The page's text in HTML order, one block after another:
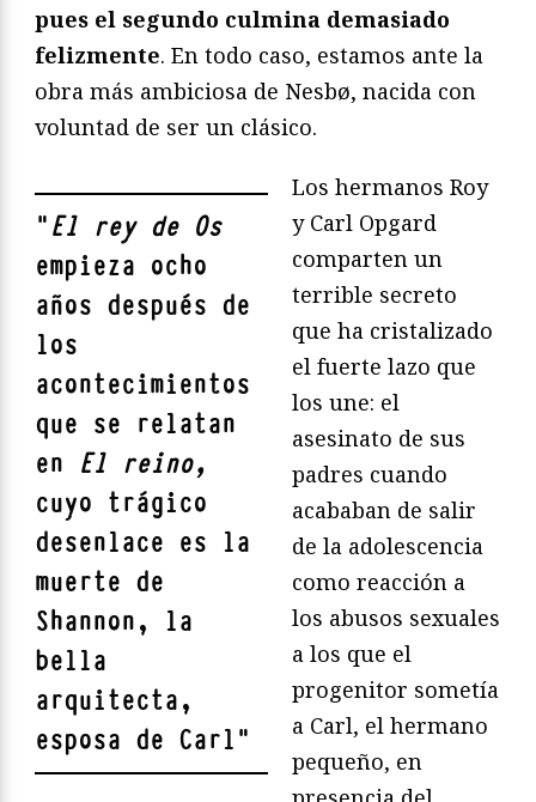
pues el segundo culmina demasiado
felizmente. En todo caso, estamos ante la
obra más ambiciosa de Nesbø, nacida con
voluntad de ser un clásico.
"El rey de Os
empieza ocho
años después de
los
acontecimientos
que se relatan
en El reino,
cuyo trágico
desenlace es la
muerte de
Shannon, la
bella
arquitecta,
esposa de Carl"
Los hermanos Roy
y Carl Opgard
comparten un
terrible secreto
que ha cristalizado
el fuerte lazo que
los une: el
asesinato de sus
padres cuando
acababan de salir
de la adolescencia
como reacción a
los abusos sexuales
a los que el
progenitor sometía
a Carl, el hermano
pequeño, en